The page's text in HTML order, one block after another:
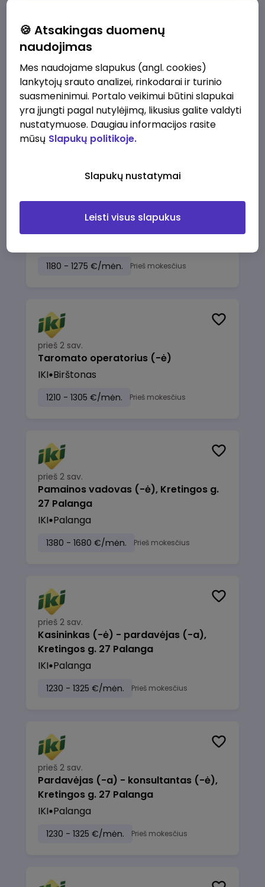
prieš 2 sav.
Kasininkas (-ė) - pardavėjas (-a),
Vilniaus g. 34a, Skuodas
IKI Skuodas
1230 - 1325 €/mėn. Prieš mokesčius
prieš 2 sav.
Salės darbuotojas (-a), Kretingos g.
1180 - 1275 €/mėn. Prieš mokesčius
prieš 2 sav.
Taromato operatorius (-ė)
IKI Birštonas
1210 - 1305 €/mėn. Prieš mokesčius
prieš 2 sav.
Pamainos vadovas (-ė), Kretingos g.
27 Palanga
IKI Palanga
1380 - 1680 €/mėn. Prieš mokesčius
prieš 2 sav.
Kasininkas (-ė) - pardavėjas (-a),
Kretingos g. 27 Palanga
IKI Palanga
1230 - 1325 €/mėn. Prieš mokesčius
prieš 2 sav.
Pardavėjas (-a) - konsultantas (-ė),
Kretingos g. 27 Palanga
IKI Palanga
1230 - 1325 €/mėn. Prieš mokesčius
🍪 Atsakingas duomenų
naudojimas
Mes naudojame slapukus (angl. cookies)
lankytojų srauto analizei, rinkodarai ir turinio
suasmeninimui. Portalo veikimui būtini slapukai
yra įjungti pagal nutylėjimą, likusius galite valdyti
nustatymuose. Daugiau informacijos rasite
mūsų Slapukų politikoje.
Slapukų nustatymai
Leisti visus slapukus